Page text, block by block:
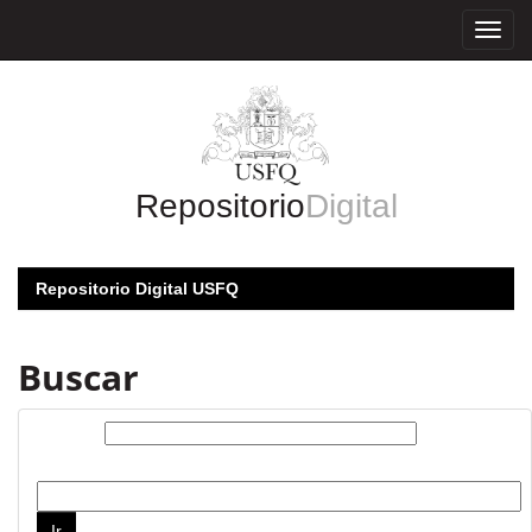
RepositorioDigital
Repositorio Digital USFQ
Buscar